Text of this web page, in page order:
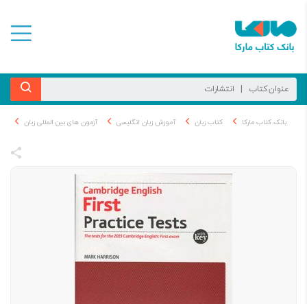
بانک کتاب مارکا کتاب زبان آموزش زبان انگلیسی آزمون های بین المللی زبان